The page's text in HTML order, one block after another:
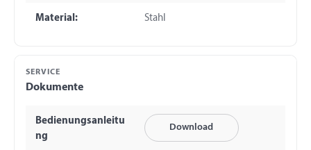
Material: Stahl
SERVICE
Dokumente
Bedienungsanleitu
ng
Download